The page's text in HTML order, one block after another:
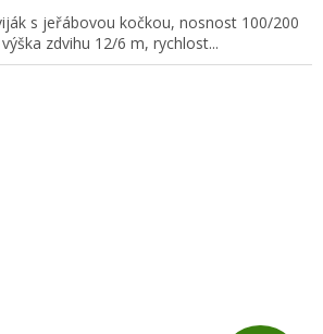
s jeřábovou kočkou, nosnost 100/200
zdvihu 12/6 m, rychlost...